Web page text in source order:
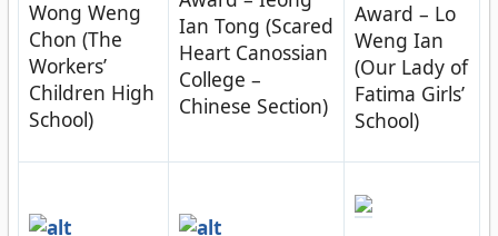
Wong Weng
Chon (The
Workers’
Children High
School)
Ian Tong (Scared
Heart Canossian
College –
Chinese Section)
Award – Lo
Weng Ian
(Our Lady of
Fatima Girls’
School)